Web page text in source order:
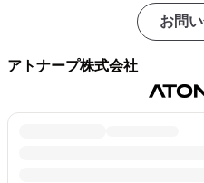
お問
アトナープ株式会社